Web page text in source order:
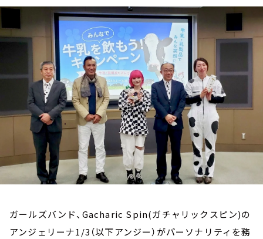
ガールズバンド、Gacharic Spin(ガチャリックスピン)の
アンジェリーナ1/3（以下アンジー）がパーソナリティを務